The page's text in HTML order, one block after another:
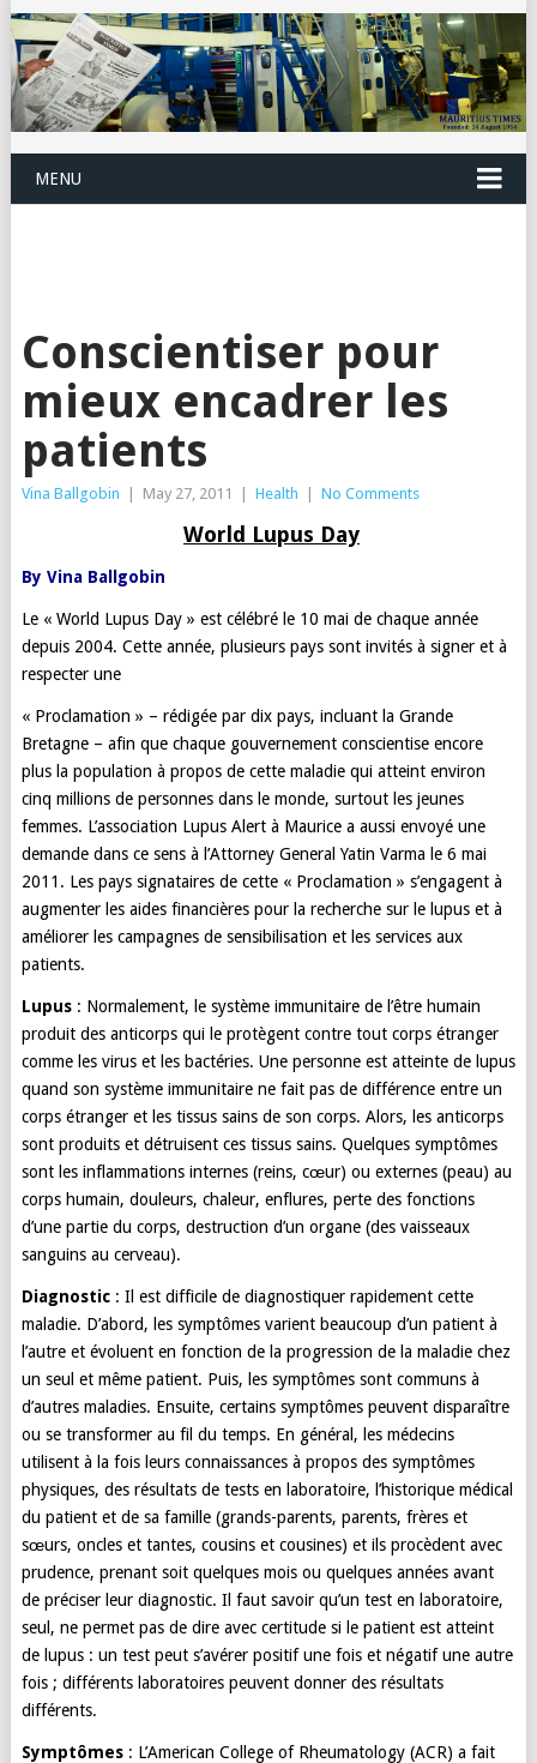
MENU
Conscientiser pour
mieux encadrer les
patients
Vina Ballgobin May 27, 2011 Health No Comments
World Lupus Day
By Vina Ballgobin
Le « World Lupus Day » est célébré le 10 mai de chaque année
depuis 2004. Cette année, plusieurs pays sont invités à signer et à
respecter une
« Proclamation » – rédigée par dix pays, incluant la Grande
Bretagne – afin que chaque gouvernement conscientise encore
plus la population à propos de cette maladie qui atteint environ
cinq millions de personnes dans le monde, surtout les jeunes
femmes. L’association Lupus Alert à Maurice a aussi envoyé une
demande dans ce sens à l’Attorney General Yatin Varma le 6 mai
2011. Les pays signataires de cette « Proclamation » s’engagent à
augmenter les aides financières pour la recherche sur le lupus et à
améliorer les campagnes de sensibilisation et les services aux
patients.
Lupus: Normalement, le système immunitaire de l’être humain
produit des anticorps qui le protègent contre tout corps étranger
comme les virus et les bactéries. Une personne est atteinte de lupus
quand son système immunitaire ne fait pas de différence entre un
corps étranger et les tissus sains de son corps. Alors, les anticorps
sont produits et détruisent ces tissus sains. Quelques symptômes
sont les inflammations internes (reins, cœur) ou externes (peau) au
corps humain, douleurs, chaleur, enflures, perte des fonctions
d’une partie du corps, destruction d’un organe (des vaisseaux
sanguins au cerveau).
Diagnostic: Il est difficile de diagnostiquer rapidement cette
maladie. D’abord, les symptômes varient beaucoup d’un patient à
l’autre et évoluent en fonction de la progression de la maladie chez
un seul et même patient. Puis, les symptômes sont communs à
d’autres maladies. Ensuite, certains symptômes peuvent disparaître
ou se transformer au fil du temps. En général, les médecins
utilisent à la fois leurs connaissances à propos des symptômes
physiques, des résultats de tests en laboratoire, l’historique médical
du patient et de sa famille (grands-parents, parents, frères et
sœurs, oncles et tantes, cousins et cousines) et ils procèdent avec
prudence, prenant soit quelques mois ou quelques années avant
de préciser leur diagnostic. Il faut savoir qu’un test en laboratoire,
seul, ne permet pas de dire avec certitude si le patient est atteint
de lupus : un test peut s’avérer positif une fois et négatif une autre
fois ; différents laboratoires peuvent donner des résultats
différents.
Symptômes : L’American College of Rheumatology (ACR) a fait